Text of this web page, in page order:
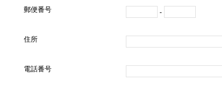
郵便番号 -
住所
電話番号